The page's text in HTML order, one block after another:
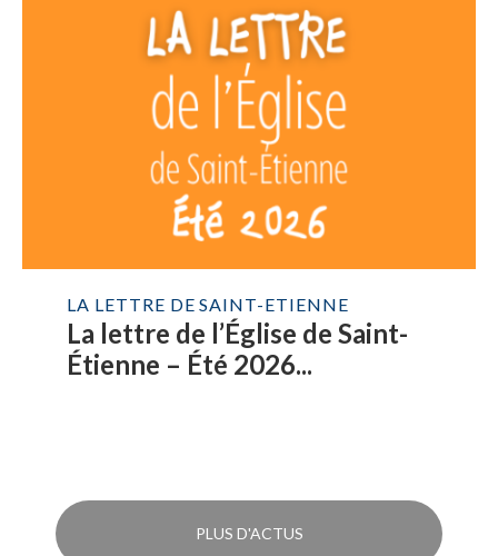
LA LETTRE DE SAINT-ETIENNE
La lettre de l’Église de Saint-
Étienne – Été 2026...
PLUS D'ACTUS